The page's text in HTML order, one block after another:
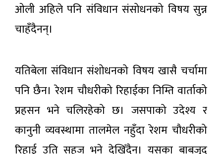
ओली अहिले पनि संविधान संसोधनको विषय सुन्न
चाहँदैनन्।
यतिबेला संविधान संशोधनको विषय खासै चर्चामा
पनि छैन। रेशम चौधरीको रिहाईका निम्ति वार्ताको
प्रहसन भने चलिरहेको छ। जसपाको उदेश्य र
कानुनी व्यवस्थामा तालमेल नहुँदा रेशम चौधरीको